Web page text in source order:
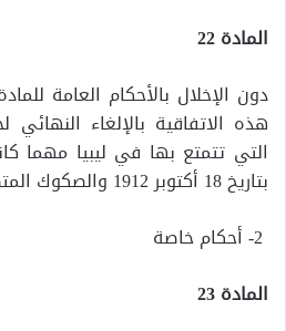
المادة 22
هذه الاتفاقية بالإلغاء النهائي
التي تتمتع بها في ليبيا مهما
بتاريخ 18 أكتوبر 1912 والصكوك المتصلة بها.
المادة 23